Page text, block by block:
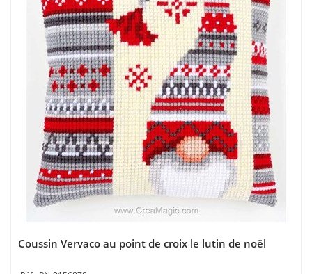
Coussin Vervaco au point de croix le lutin de noël